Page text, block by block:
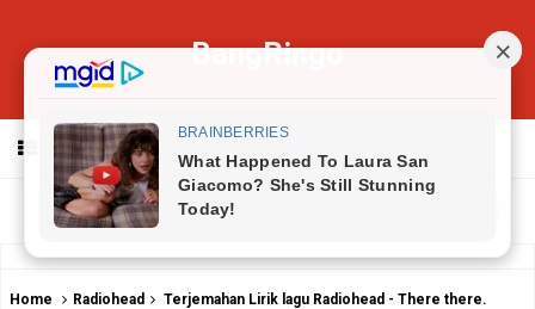
BangRingo
MENU
Home Radiohead Terjemahan Lirik lagu Radiohead - There there.